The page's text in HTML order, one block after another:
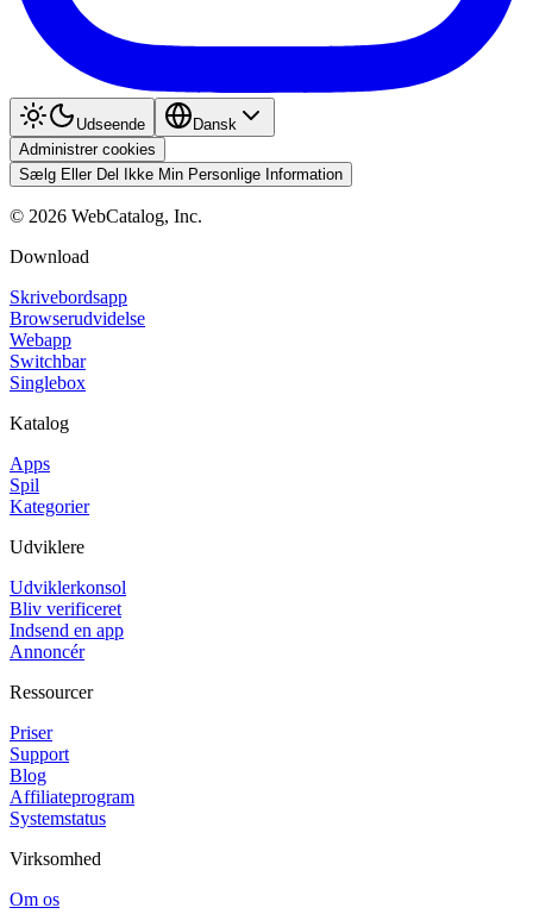
Udseende
Dansk
Administrer cookies
Sælg Eller Del Ikke Min Personlige Information
© 2026 WebCatalog, Inc.
Download
Skrivebordsapp
Browserudvidelse
Webapp
Switchbar
Singlebox
Katalog
Apps
Spil
Kategorier
Udviklere
Udviklerkonsol
Bliv verificeret
Indsend en app
Annoncér
Ressourcer
Priser
Support
Blog
Affiliateprogram
Systemstatus
Virksomhed
Om os